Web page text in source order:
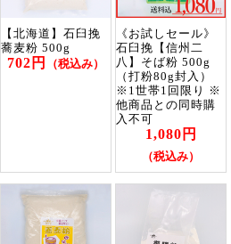
【北海道】石臼挽
蕎麦粉 500g
702円 （税込み）
《お試しセール》
石臼挽【信州二
八】そば粉 500g
（打粉80g封入）
※1世帯1回限り ※
他商品との同時購
入不可
1,080円
（税込み）